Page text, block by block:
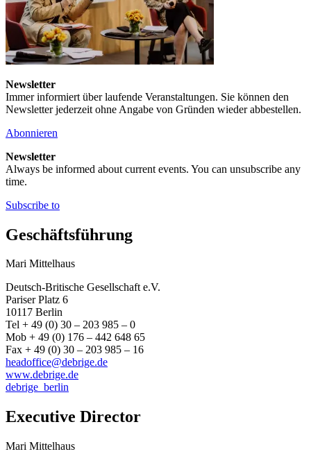
Newsletter
Immer informiert über laufende Veranstaltungen. Sie können den
Newsletter jederzeit ohne Angabe von Gründen wieder abbestellen.
Abonnieren
Newsletter
Always be informed about current events. You can unsubscribe any
time.
Subscribe to
Geschäftsführung
Mari Mittelhaus
Deutsch-Britische Gesellschaft e.V.
Pariser Platz 6
10117 Berlin
Tel + 49 (0) 30 – 203 985 – 0
Mob + 49 (0) 176 – 442 648 65
Fax + 49 (0) 30 – 203 985 – 16
headoffice@debrige.de
www.debrige.de
debrige_berlin
Executive Director
Mari Mittelhaus